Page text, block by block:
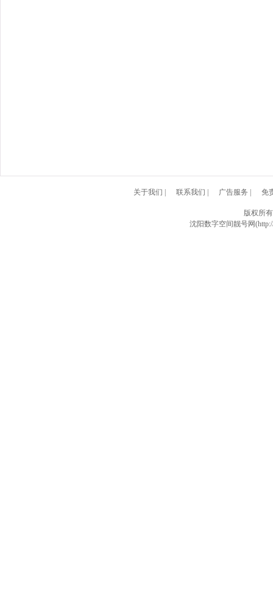
关于我们 联系我们 广告服务 免
版权所
沈阳数字空间靓号网